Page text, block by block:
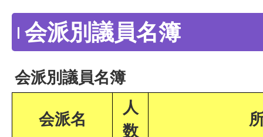
会派別議員名簿
会派別議員名簿
会派名
人
数